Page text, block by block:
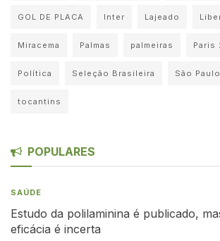
GOL DE PLACA Inter Lajeado
Miracema Palmas palmeiras Paris
Política Seleção Brasileira São Paulo
tocantins
POPULARES
SAÚDE
Estudo da polilaminina é publicado,
eficácia é incerta